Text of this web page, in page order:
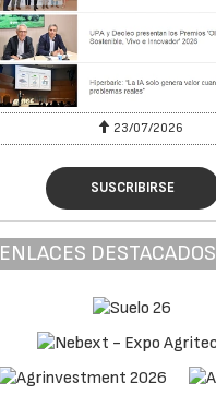
23/07/2026
SUSCRIBIRSE
ENLACES DESTACADOS